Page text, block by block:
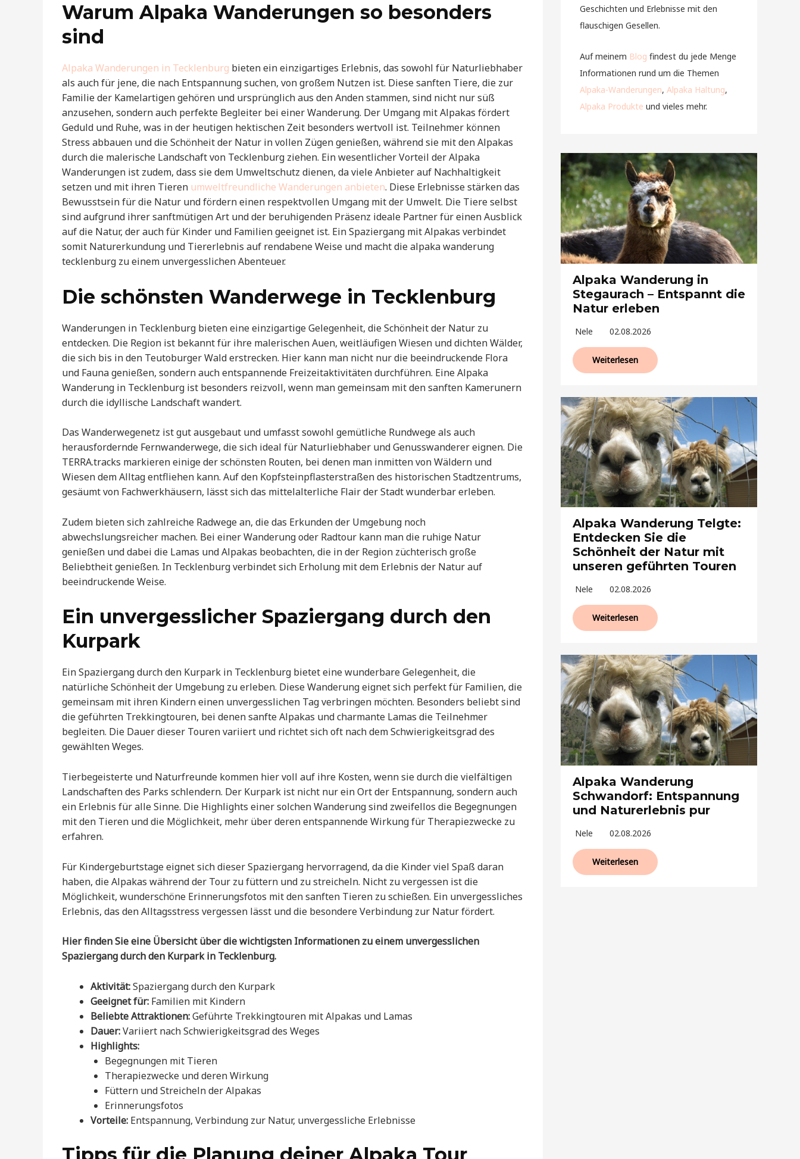
Warum Alpaka Wanderungen so besonders
sind
Alpaka Wanderungen in Tecklenburg bieten ein einzigartiges Erlebnis, das sowohl für Naturliebhaber
als auch für jene, die nach Entspannung suchen, von großem Nutzen ist. Diese sanften Tiere, die zur
Familie der Kamelartigen gehören und ursprünglich aus den Anden stammen, sind nicht nur süß
anzusehen, sondern auch perfekte Begleiter bei einer Wanderung. Der Umgang mit Alpakas fördert
Geduld und Ruhe, was in der heutigen hektischen Zeit besonders wertvoll ist. Teilnehmer können
Stress abbauen und die Schönheit der Natur in vollen Zügen genießen, während sie mit den Alpakas
durch die malerische Landschaft von Tecklenburg ziehen. Ein wesentlicher Vorteil der Alpaka
Wanderungen ist zudem, dass sie dem Umweltschutz dienen, da viele Anbieter auf Nachhaltigkeit
setzen und mit ihren Tieren umweltfreundliche Wanderungen anbieten. Diese Erlebnisse stärken das
Bewusstsein für die Natur und fördern einen respektvollen Umgang mit der Umwelt. Die Tiere selbst
sind aufgrund ihrer sanftmütigen Art und der beruhigenden Präsenz ideale Partner für einen Ausblick
auf die Natur, der auch für Kinder und Familien geeignet ist. Ein Spaziergang mit Alpakas verbindet
somit Naturerkundung und Tiererlebnis auf rendabene Weise und macht die alpaka wanderung
tecklenburg zu einem unvergesslichen Abenteuer.
Die schönsten Wanderwege in Tecklenburg
Wanderungen in Tecklenburg bieten eine einzigartige Gelegenheit, die Schönheit der Natur zu
entdecken. Die Region ist bekannt für ihre malerischen Auen, weitläufigen Wiesen und dichten Wälder,
die sich bis in den Teutoburger Wald erstrecken. Hier kann man nicht nur die beeindruckende Flora
und Fauna genießen, sondern auch entspannende Freizeitaktivitäten durchführen. Eine Alpaka
Wanderung in Tecklenburg ist besonders reizvoll, wenn man gemeinsam mit den sanften Kamerunern
durch die idyllische Landschaft wandert.
Das Wanderwegenetz ist gut ausgebaut und umfasst sowohl gemütliche Rundwege als auch
herausfordernde Fernwanderwege, die sich ideal für Naturliebhaber und Genusswanderer eignen. Die
TERRA.tracks markieren einige der schönsten Routen, bei denen man inmitten von Wäldern und
Wiesen dem Alltag entfliehen kann. Auf den Kopfsteinpflasterstraßen des historischen Stadtzentrums,
gesäumt von Fachwerkhäusern, lässt sich das mittelalterliche Flair der Stadt wunderbar erleben.
Zudem bieten sich zahlreiche Radwege an, die das Erkunden der Umgebung noch
abwechslungsreicher machen. Bei einer Wanderung oder Radtour kann man die ruhige Natur
genießen und dabei die Lamas und Alpakas beobachten, die in der Region züchterisch große
Beliebtheit genießen. In Tecklenburg verbindet sich Erholung mit dem Erlebnis der Natur auf
beeindruckende Weise.
Ein unvergesslicher Spaziergang durch den
Kurpark
Ein Spaziergang durch den Kurpark in Tecklenburg bietet eine wunderbare Gelegenheit, die
natürliche Schönheit der Umgebung zu erleben. Diese Wanderung eignet sich perfekt für Familien, die
gemeinsam mit ihren Kindern einen unvergesslichen Tag verbringen möchten. Besonders beliebt sind
die geführten Trekkingtouren, bei denen sanfte Alpakas und charmante Lamas die Teilnehmer
begleiten. Die Dauer dieser Touren variiert und richtet sich oft nach dem Schwierigkeitsgrad des
gewählten Weges.
Tierbegeisterte und Naturfreunde kommen hier voll auf ihre Kosten, wenn sie durch die vielfältigen
Landschaften des Parks schlendern. Der Kurpark ist nicht nur ein Ort der Entspannung, sondern auch
ein Erlebnis für alle Sinne. Die Highlights einer solchen Wanderung sind zweifellos die Begegnungen
mit den Tieren und die Möglichkeit, mehr über deren entspannende Wirkung für Therapiezwecke zu
erfahren.
Für Kindergeburtstage eignet sich dieser Spaziergang hervorragend, da die Kinder viel Spaß daran
haben, die Alpakas während der Tour zu füttern und zu streicheln. Nicht zu vergessen ist die
Möglichkeit, wunderschöne Erinnerungsfotos mit den sanften Tieren zu schießen. Ein unvergessliches
Erlebnis, das den Alltagsstress vergessen lässt und die besondere Verbindung zur Natur fördert.
Hier finden Sie eine Übersicht über die wichtigsten Informationen zu einem unvergesslichen
Spaziergang durch den Kurpark in Tecklenburg.
Aktivität:Spaziergang durch den Kurpark
Geeignet für: Familien mit Kindern
Beliebte Attraktionen:Geführte Trekkingtouren mit Alpakas und Lamas
Dauer:Variiert nach Schwierigkeitsgrad des Weges
Highlights:
Begegnungen mit Tieren
Therapiezwecke und deren Wirkung
Füttern und Streicheln der Alpakas
Erinnerungsfotos
Vorteile: Entspannung, Verbindung zur Natur, unvergessliche Erlebnisse
Geschichten und Erlebnisse mit den
flauschigen Gesellen.
Auf meinem Blog findest du jede Menge
Informationen rund um die Themen
Alpaka-Wanderungen, Alpaka Haltung,
Alpaka Produkte und vieles mehr.
Alpaka Wanderung in
Stegaurach – Entspannt die
Natur erleben
Nele 02.08.2026
Weiterlesen
Alpaka Wanderung Telgte:
Entdecken Sie die
Schönheit der Natur mit
unseren geführten Touren
Nele 02.08.2026
Weiterlesen
Alpaka Wanderung
Schwandorf: Entspannung
und Naturerlebnis pur
Nele 02.08.2026
Weiterlesen